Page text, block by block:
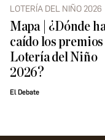
LOTERÍA DEL NIÑO 2026
Mapa | ¿Dónde
caído los premios
Lotería del Niño
2026?
El Debate